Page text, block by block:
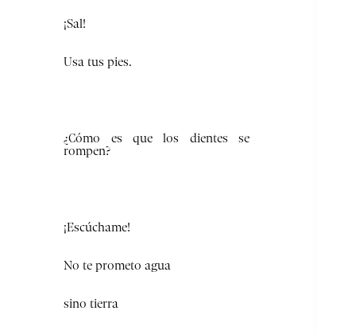
¡Sal!
Usa tus pies.
¿Cómo es que los dientes se
rompen?
¡Escúchame!
No te prometo agua
sino tierra